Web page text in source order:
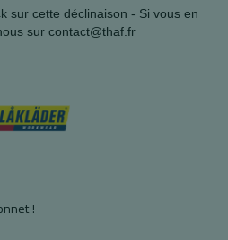
sur cette déclinaison - Si vous en
sur contact@thaf.fr
!